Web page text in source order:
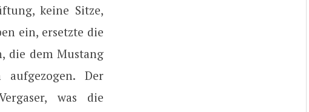
keine Sitze,
ein, ersetzte die
die dem Mustang
Der
was die